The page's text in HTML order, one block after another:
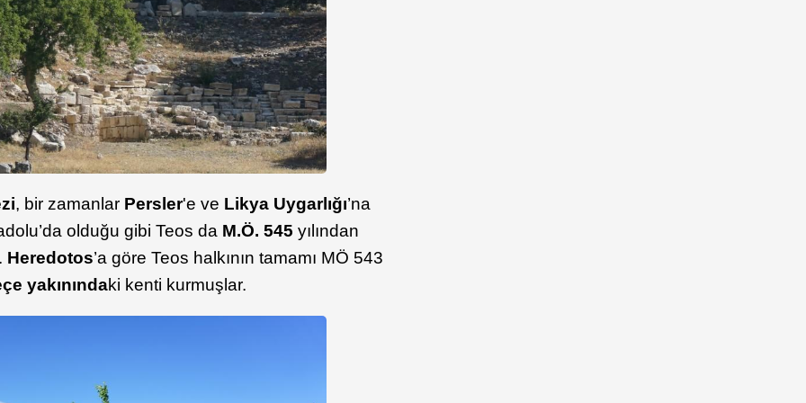
, bir zamanlar Persler'e ve Likya Uygarlığı’na
olduğu gibi Teos da M.Ö. 545yılından
Heredotos’a göre Teos halkının tamamı MÖ 543
yakınındaki kenti kurmuşlar.